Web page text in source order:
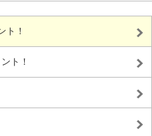
ト！
ト！